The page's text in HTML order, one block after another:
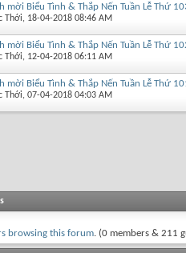
mời Biểu Tình & Thắp Nến Tuần Lễ Thứ
Thới, 18-04-2018 08:46 AM
mời Biểu Tình & Thắp Nến Tuần Lễ Thứ
Thới, 12-04-2018 06:11 AM
mời Biểu Tình & Thắp Nến Tuần Lễ Thứ
Thới, 07-04-2018 04:03 AM
browsing this forum. (0 members & 211